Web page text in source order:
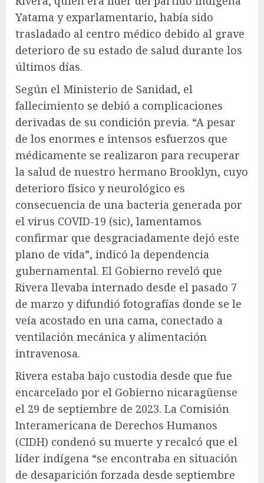
Yatama y exparlamentario, había sido
trasladado al centro médico debido al grave
deterioro de su estado de salud durante los
últimos días.
Según el Ministerio de Sanidad, el
fallecimiento se debió a complicaciones
derivadas de su condición previa. “A pesar
de los enormes e intensos esfuerzos que
médicamente se realizaron para recuperar
la salud de nuestro hermano Brooklyn, cuyo
deterioro físico y neurológico es
consecuencia de una bacteria generada por
el virus COVID-19 (sic), lamentamos
confirmar que desgraciadamente dejó este
plano de vida”, indicó la dependencia
gubernamental. El Gobierno reveló que
Rivera llevaba internado desde el pasado 7
de marzo y difundió fotografías donde se le
veía acostado en una cama, conectado a
ventilación mecánica y alimentación
intravenosa.
Rivera estaba bajo custodia desde que fue
encarcelado por el Gobierno nicaragüense
el 29 de septiembre de 2023. La Comisión
Interamericana de Derechos Humanos
(CIDH) condenó su muerte y recalcó que el
líder indígena “se encontraba en situación
de desaparición forzada desde septiembre